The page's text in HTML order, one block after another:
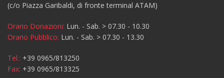
(c/o Piazza Garibaldi, di fronte terminal ATAM)
Orario Donazioni: Lun. - Sab. > 07.30 - 10.30
Orario Pubblico: Lun. - Sab. > 07.30 - 13.30
Tel.: +39 0965/813250
Fax: +39 0965/813325